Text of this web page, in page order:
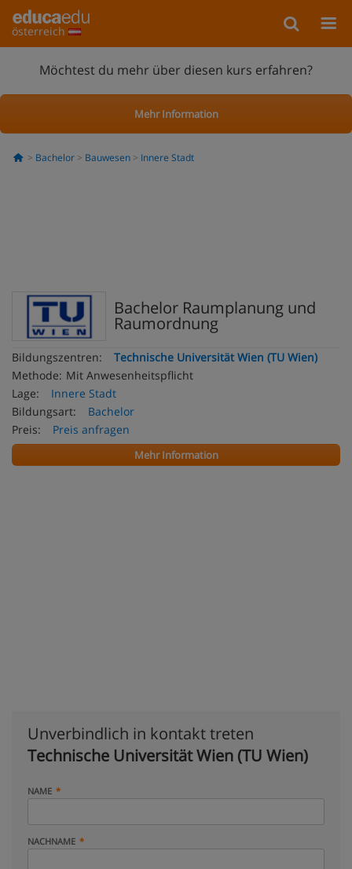
österreich
Möchtest du mehr über diesen kurs erfahren?
Mehr Information
Bachelor Bauwesen Innere Stadt
Bachelor Raumplanung und
Raumordnung
Bildungszentren:
Technische Universität Wien (TU Wien)
Methode: Mit Anwesenheitspflicht
Lage:
Innere Stadt
Bildungsart:
Bachelor
Preis:
Preis anfragen
Mehr Information
Unverbindlich in kontakt treten
Technische Universität Wien (TU Wien)
NAME
NACHNAME